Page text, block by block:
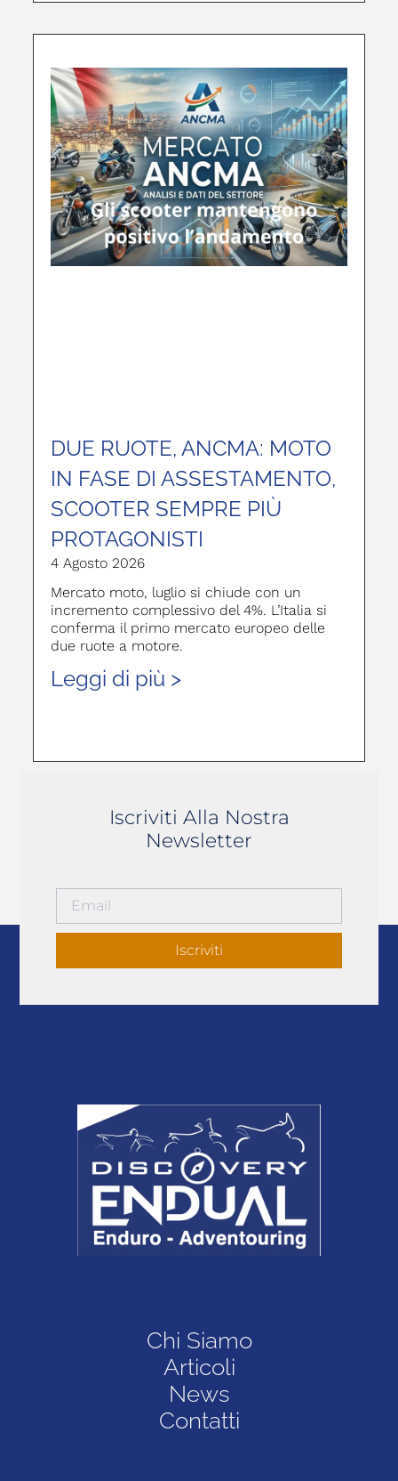
DUE RUOTE, ANCMA: MOTO
IN FASE DI ASSESTAMENTO,
SCOOTER SEMPRE PIÙ
PROTAGONISTI
4 Agosto 2026
Mercato moto, luglio si chiude con un
incremento complessivo del 4%. L’Italia si
conferma il primo mercato europeo delle
due ruote a motore.
Leggi di più >
Iscriviti Alla Nostra
Newsletter
Iscriviti
Chi Siamo
Articoli
News
Contatti